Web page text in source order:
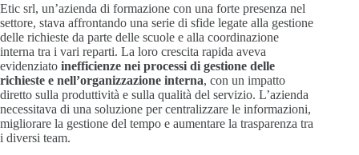
Etic srl, un’azienda di formazione con una forte presenza nel
settore, stava affrontando una serie di sfide legate alla gestione
delle richieste da parte delle scuole e alla coordinazione
interna tra i vari reparti. La loro crescita rapida aveva
evidenziato inefficienze nei processi di gestione delle
richieste e nell’organizzazione interna, con un impatto
diretto sulla produttività e sulla qualità del servizio. L’azienda
necessitava di una soluzione per centralizzare le informazioni,
migliorare la gestione del tempo e aumentare la trasparenza tra
i diversi team.